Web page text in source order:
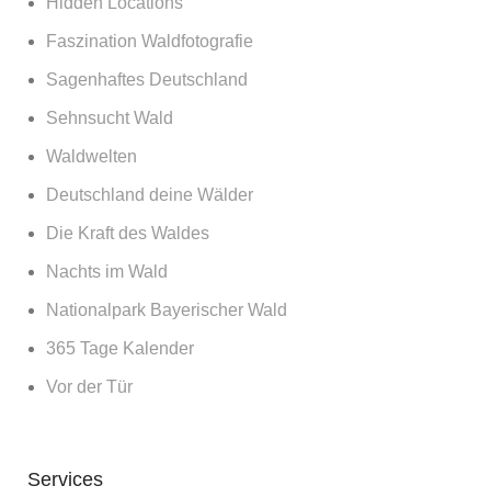
Faszination Waldfotografie
Sagenhaftes Deutschland
Sehnsucht Wald
Waldwelten
Deutschland deine Wälder
Die Kraft des Waldes
Nachts im Wald
Nationalpark Bayerischer Wald
365 Tage Kalender
Vor der Tür
Services